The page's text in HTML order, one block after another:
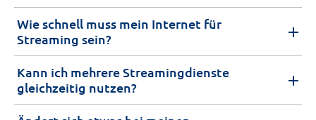
Wie schnell muss mein Internet für
Streaming sein?
Kann ich mehrere Streamingdienste
gleichzeitig nutzen?